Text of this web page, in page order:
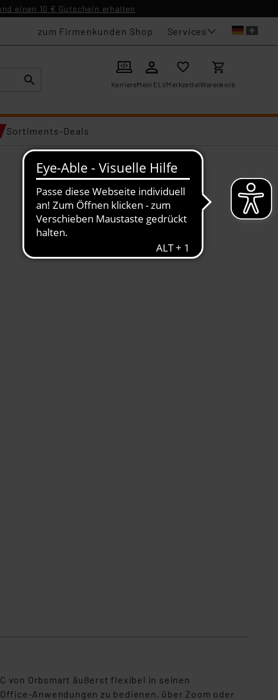
einen 10 € Gutschein erhalten
zum Firmenkunden Shop Services
KarriereMein ELVMerkzettelWarenkorb
Sortiments-Deals
von Orbsmart äußerst flexibel in seinen
Anwendungen zu bedienen, über Zoom oder